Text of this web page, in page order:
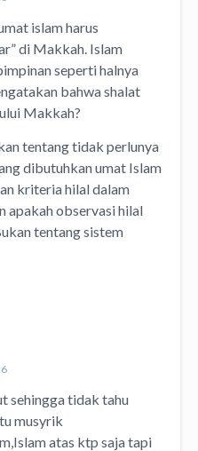
islam harus
di Makkah. Islam
seperti halnya
bahwa shalat
Makkah?
tentang tidak perlunya
dibutuhkan umat Islam
kriteria hilal dalam
apakah observasi hilal
tentang sistem
sehingga tidak tahu
musyrik
atas ktp saja tapi